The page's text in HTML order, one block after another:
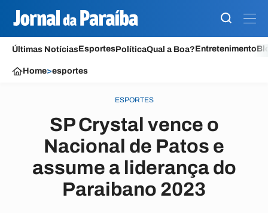
Últimas NotíciasEsportesPolíticaQual a Boa?Entretenimento
Home>esportes
ESPORTES
SP Crystal vence o
Nacional de Patos e
assume a liderança do
Paraibano 2023